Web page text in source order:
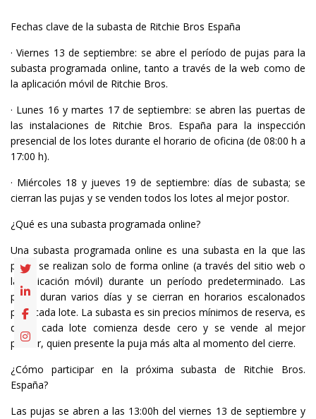
Fechas clave de la subasta de Ritchie Bros España
· Viernes 13 de septiembre: se abre el período de pujas para la
subasta programada online, tanto a través de la web como de
la aplicación móvil de Ritchie Bros.
· Lunes 16 y martes 17 de septiembre: se abren las puertas de
las instalaciones de Ritchie Bros. España para la inspección
presencial de los lotes durante el horario de oficina (de 08:00 h a
17:00 h).
· Miércoles 18 y jueves 19 de septiembre: días de subasta; se
cierran las pujas y se venden todos los lotes al mejor postor.
¿Qué es una subasta programada online?
Una subasta programada online es una subasta en la que las
pujas se realizan solo de forma online (a través del sitio web o
la aplicación móvil) durante un período predeterminado. Las
pujas duran varios días y se cierran en horarios escalonados
para cada lote. La subasta es sin precios mínimos de reserva, es
decir, cada lote comienza desde cero y se vende al mejor
postor, quien presente la puja más alta al momento del cierre.
¿Cómo participar en la próxima subasta de Ritchie Bros.
España?
Las pujas se abren a las 13:00h del viernes 13 de septiembre y